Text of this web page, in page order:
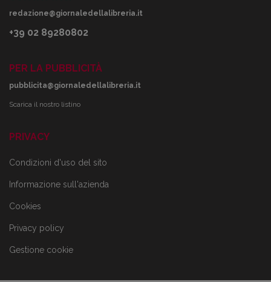
redazione@giornaledellalibreria.it
+39 02 89280802
PER LA PUBBLICITÀ
pubblicita@giornaledellalibreria.it
Scarica il nostro listino
PRIVACY
Condizioni d'uso del sito
Informazione sull'azienda
Cookies
Privacy policy
Gestione cookie